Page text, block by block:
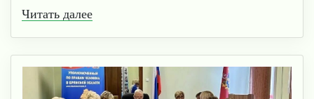
Читать далее